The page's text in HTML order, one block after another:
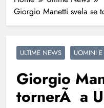
Giorgio Manetti svela se
ULTIME NEWS UOMINI
Giorgio
tornerÃ a